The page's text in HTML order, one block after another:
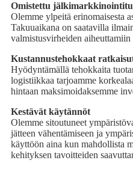
Omistettu
Olemme ylpeitä erinomaisesta
Takuuaikana on saatavilla
valmistusvirheiden
Kustannustehokkaat
Hyödyntämällä tehokkaita
logistiikkaa tarjoamme
hintaan maksimoidaksemme
Kestävät käytännöt
Olemme sitoutuneet
jätteen vähentämiseen ja
käyttöön aina kun mahdollista
kehityksen tavoitteiden